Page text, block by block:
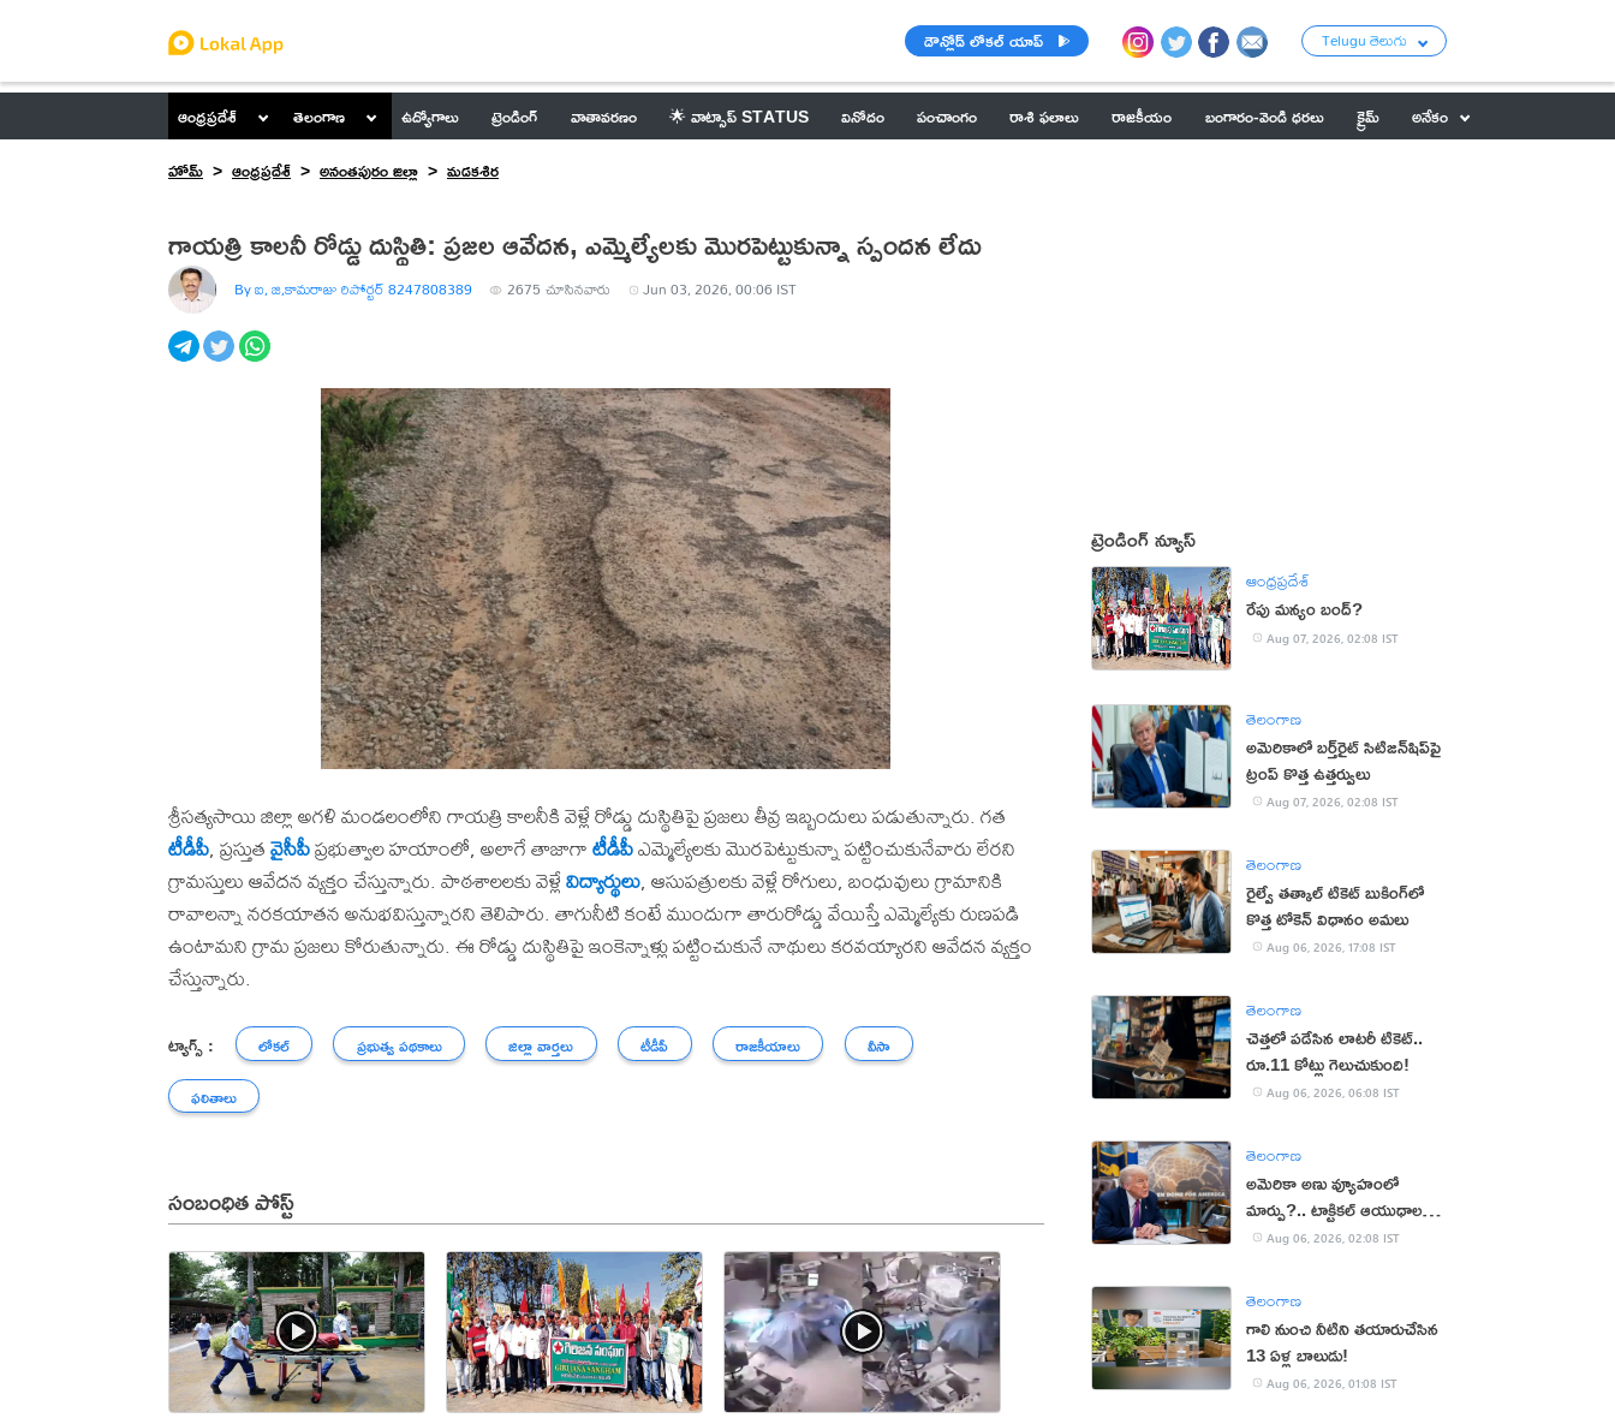
డౌన్లోడ్ లోకల్ యాప్ Telugu తెలుగు
ఆంధ్రప్రదేశ్ తెలంగాణ ఉద్యోగాలు ట్రెండింగ్ వాతావరణం 🌟 వాట్సాప్ STATUS వినోదం పంచాంగం రాశి ఫలాలు రాజకీయం బంగారం-వెండి ధరలు క్రైమ్
అనేకం
హోమ్
ఆంధ్రప్రదేశ్ అనంతపురం జిల్లా మడకశిర
గాయత్రి కాలనీ రోడ్డు దుస్థితి: ప్రజల ఆవేదన, ఎమ్మెల్యేలకు మొరపెట్టుకున్నా స్పందన లేదు
By ఐ, జి,కామరాజు రిపోర్టర్ 8247808389 2675 చూసినవారు Jun 03, 2026, 00:06 IST
శ్రీసత్యసాయి జిల్లా అగళి మండలంలోని గాయత్రి కాలనీకి వెళ్లే రోడ్డు దుస్థితిపై ప్రజలు తీవ్ర ఇబ్బందులు పడుతున్నారు. గత
టీడీపీ, ప్రస్తుతవైసీపీప్రభుత్వాల హయాంలో, అలాగే తాజాగాటీడీపీఎమ్మెల్యేలకు మొరపెట్టుకున్నా పట్టించుకునేవారు లేరని
గ్రామస్తులు ఆవేదన వ్యక్తం చేస్తున్నారు. పాఠశాలలకు వెళ్లేవిద్యార్థులు, ఆసుపత్రులకు వెళ్లే రోగులు, బంధువులు గ్రామానికి
రావాలన్నా నరకయాతన అనుభవిస్తున్నారని తెలిపారు. తాగునీటి కంటే ముందుగా తారురోడ్డు వేయిస్తే ఎమ్మెల్యేకు రుణపడి
ఉంటామని గ్రామ ప్రజలు కోరుతున్నారు. ఈ రోడ్డు దుస్థితిపై ఇంకెన్నాళ్లు పట్టించుకునే నాథులు కరవయ్యారని ఆవేదన వ్యక్తం
చేస్తున్నారు.
ట్యాగ్స్ : లోకల్ ప్రభుత్వ పథకాలు జిల్లా వార్తలు టీడీపీ రాజకీయాలు వీసా
ఫలితాలు
సంబంధిత పోస్ట్
ట్రెండింగ్ న్యూస్
ఆంధ్రప్రదేశ్
రేపు మన్యం బంద్‌?
Aug 07, 2026, 02:08 IST
తెలంగాణ
అమెరికాలో బర్త్‌రైట్ సిటిజన్‌షిప్‌పై
ట్రంప్ కొత్త ఉత్తర్వులు
Aug 07, 2026, 02:08 IST
తెలంగాణ
రైల్వే తత్కాల్ టికెట్ బుకింగ్‌లో
కొత్త టోకెన్ విధానం అమలు
Aug 06, 2026, 17:08 IST
తెలంగాణ
చెత్తలో పడేసిన లాటరీ టికెట్..
రూ.11 కోట్లు గెలుచుకుంది!
Aug 06, 2026, 06:08 IST
తెలంగాణ
అమెరికా అణు వ్యూహంలో
మార్పు?.. టాక్టికల్ ఆయుధాలకు
ప్రాధాన్యం!
Aug 06, 2026, 02:08 IST
తెలంగాణ
గాలి నుంచి నీటిని తయారుచేసిన
13 ఏళ్ల బాలుడు!
Aug 06, 2026, 01:08 IST